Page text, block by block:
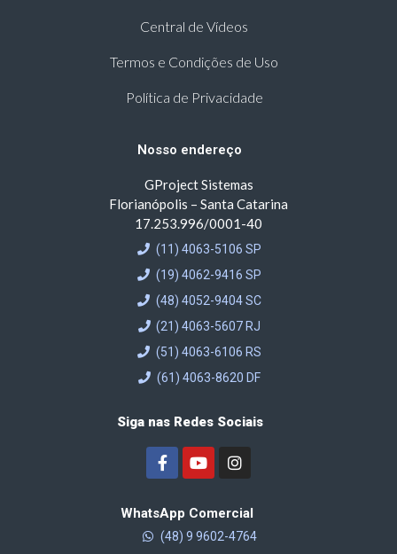
Central de Vídeos
Termos e Condições de Uso
Política de Privacidade
Nosso endereço
GProject Sistemas
Florianópolis – Santa Catarina
17.253.996/0001-40
(11) 4063-5106 SP
(19) 4062-9416 SP
(48) 4052-9404 SC
(21) 4063-5607 RJ
(51) 4063-6106 RS
(61) 4063-8620 DF
Siga nas Redes Sociais
WhatsApp Comercial
(48) 9 9602-4764